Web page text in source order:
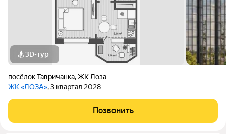
3D-тур
посёлок Тавричанка,ЖК Лоза
ЖК «ЛОЗА», 3 квартал 2028
Позвонить